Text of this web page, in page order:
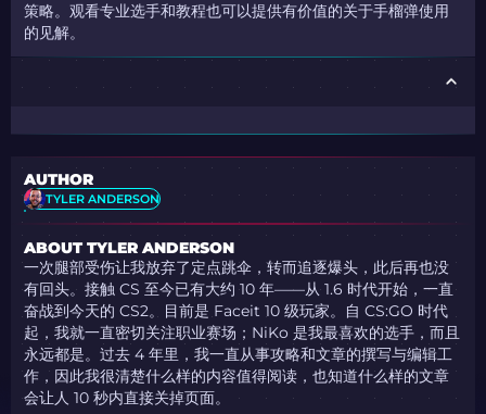
策略。观看专业选手和教程也可以提供有价值的关于手榴弹使用
的见解。
AUTHOR
TYLER ANDERSON
ABOUT TYLER ANDERSON
一次腿部受伤让我放弃了定点跳伞，转而追逐爆头，此后再也没
有回头。接触 CS 至今已有大约 10 年——从 1.6 时代开始，一直
奋战到今天的 CS2。目前是 Faceit 10 级玩家。自 CS:GO 时代
起，我就一直密切关注职业赛场；NiKo 是我最喜欢的选手，而且
永远都是。过去 4 年里，我一直从事攻略和文章的撰写与编辑工
作，因此我很清楚什么样的内容值得阅读，也知道什么样的文章
会让人 10 秒内直接关掉页面。